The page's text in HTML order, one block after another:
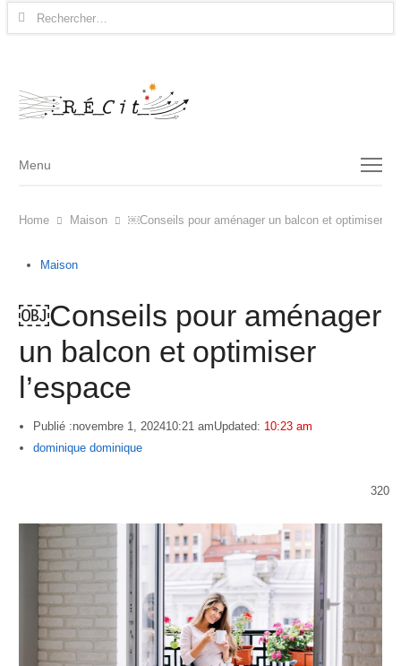
Rechercher :
Menu
Menu
Home Maison ￼Conseils pour aménager un balcon et optimiser
Maison
￼Conseils pour aménager
un balcon et optimiser
l’espace
Publié :novembre 1, 202410:21 amUpdated: 10:23 am
Author
dominique dominique
320